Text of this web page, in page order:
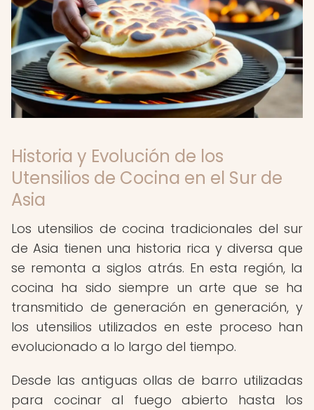
Historia y Evolución de los
Utensilios de Cocina en el Sur de
Asia
Los utensilios de cocina tradicionales del sur
de Asia tienen una historia rica y diversa que
se remonta a siglos atrás. En esta región, la
cocina ha sido siempre un arte que se ha
transmitido de generación en generación, y
los utensilios utilizados en este proceso han
evolucionado a lo largo del tiempo.
Desde las antiguas ollas de barro utilizadas
para cocinar al fuego abierto hasta los